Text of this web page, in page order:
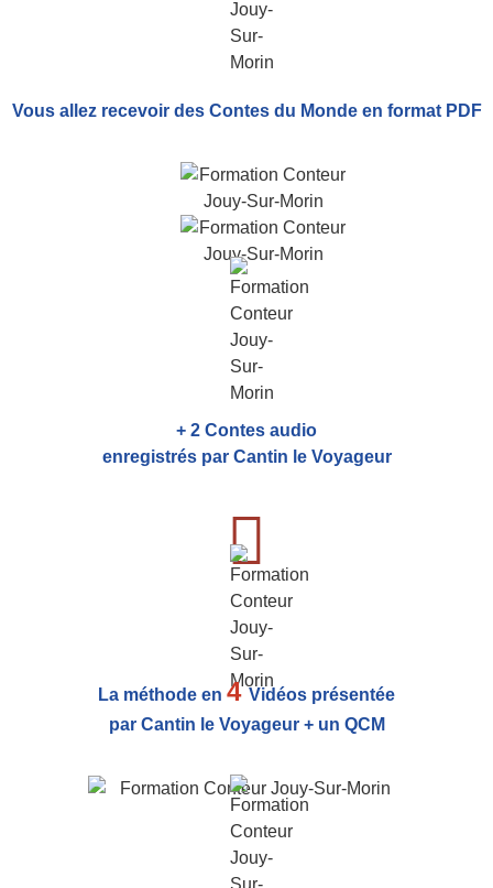
Vous allez recevoir des Contes du Monde en format PDF
+ 2 Contes audio
enregistrés par Cantin le Voyageur
La méthode en 4Vidéos présentée
par Cantin le Voyageur + un QCM